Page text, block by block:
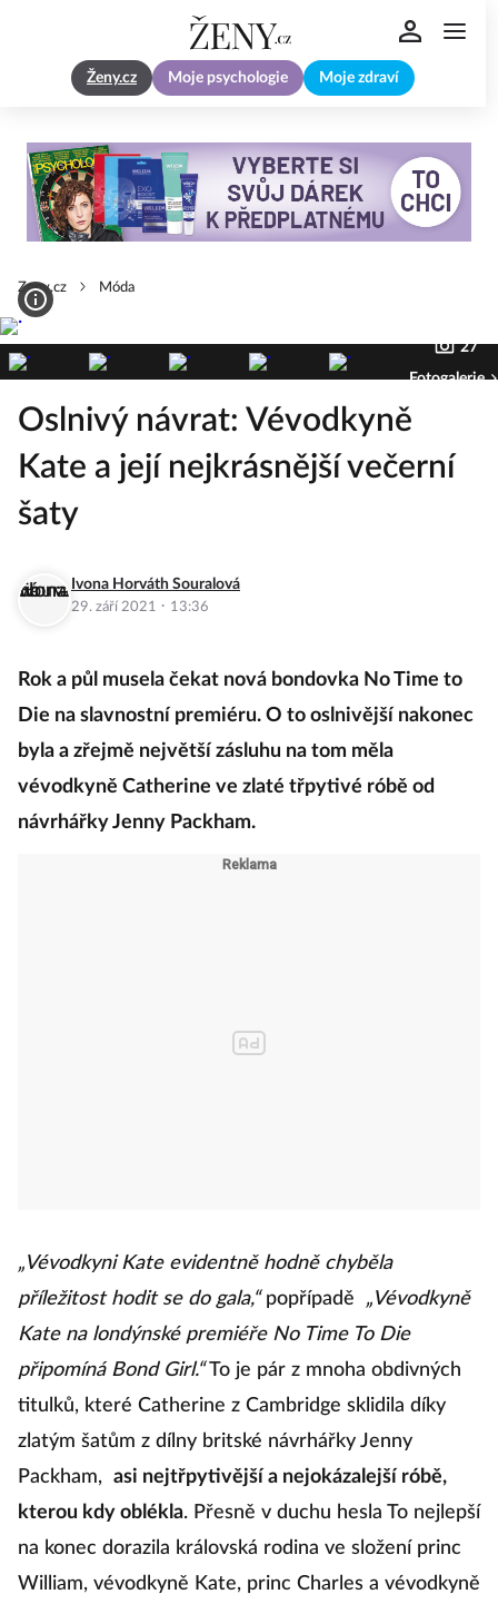
Ženy.cz Moje psychologie Moje zdraví
Zeny.cz Móda
27
Fotogalerie
Oslnivý návrat: Vévodkyně
Kate a její nejkrásnější večerní
šaty
Ivona Horváth Souralová
29. září 2021 · 13:36
Rok a půl musela čekat nová bondovka No Time to
Die na slavnostní premiéru. O to oslnivější nakonec
byla a zřejmě největší zásluhu na tom měla
vévodkyně Catherine ve zlaté třpytivé róbě od
návrhářky Jenny Packham.
„Vévodkyni Kate evidentně hodně chyběla
příležitost hodit se do gala,“popřípadě
„Vévodkyně
Kate na londýnské premiéře No Time To Die
připomíná Bond Girl.“To je pár z mnoha obdivných
titulků, které Catherine z Cambridge sklidila díky
zlatým šatům z dílny britské návrhářky Jenny
Packham, asi nejtřpytivější a nejokázalejší róbě,
kterou kdy oblékla. Přesně v duchu hesla To nejlepší
na konec dorazila královská rodina ve složení princ
William, vévodkyně Kate, princ Charles a vévodkyně